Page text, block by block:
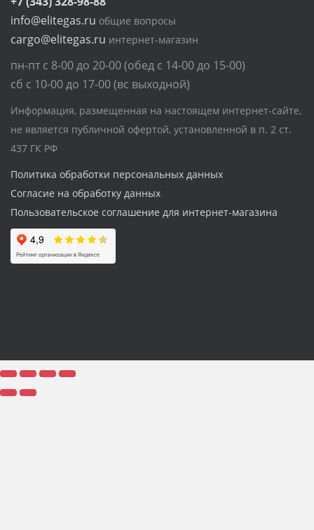
info@elitegas.ru общие вопросы
cargo@elitegas.ru интернет-магазин
пн-пт с 8-00 до 20-00 (обед с 14-00 до 15-00)
сб с 10-00 до 17-00 (вс выходной)
Информация, размещенная на настоящем интернет-сайте,
не является публичной офертой, установленной в п. 2 ст.
437 ГК РФ
Политика обработки персональных данных
Согласие на обработку данных
Пользовательское соглашение для интернет-магазина